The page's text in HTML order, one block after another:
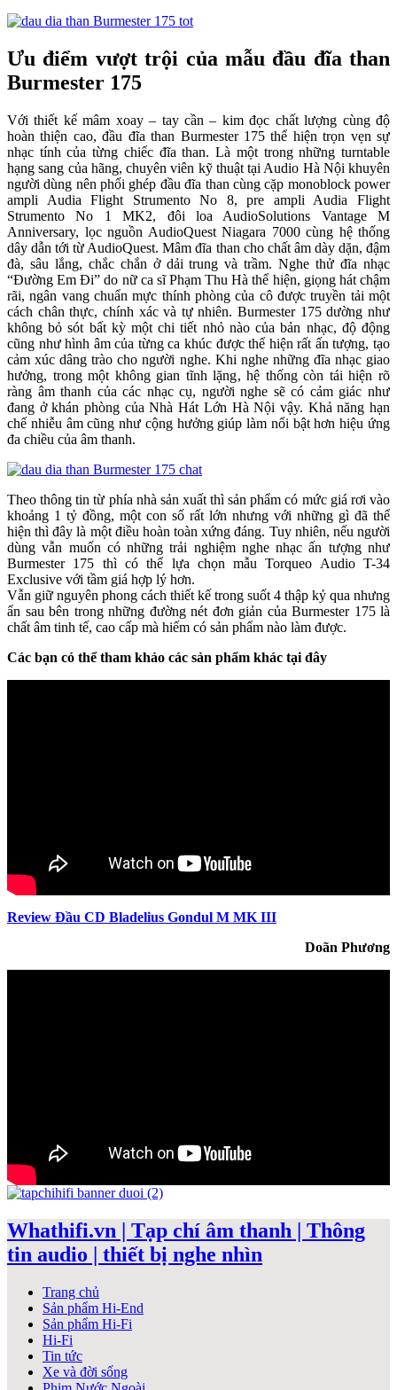
Ưu điểm vượt trội của mẫu đầu đĩa than
Burmester 175
Với thiết kế mâm xoay – tay cần – kim đọc chất lượng cùng độ
hoàn thiện cao, đầu đĩa than Burmester 175 thể hiện trọn vẹn sự
nhạc tính của từng chiếc đĩa than. Là một trong những turntable
hạng sang của hãng, chuyên viên kỹ thuật tại Audio Hà Nội khuyên
người dùng nên phối ghép đầu đĩa than cùng cặp monoblock power
ampli Audia Flight Strumento No 8, pre ampli Audia Flight
Strumento No 1 MK2, đôi loa AudioSolutions Vantage M
Anniversary, lọc nguồn AudioQuest Niagara 7000 cùng hệ thống
dây dẫn tới từ AudioQuest. Mâm đĩa than cho chất âm dày dặn, đậm
đà, sâu lắng, chắc chắn ở dải trung và trầm. Nghe thử đĩa nhạc
“Đường Em Đi” do nữ ca sĩ Phạm Thu Hà thể hiện, giọng hát chậm
rãi, ngân vang chuẩn mực thính phòng của cô được truyền tải một
cách chân thực, chính xác và tự nhiên. Burmester 175 dường như
không bỏ sót bất kỳ một chi tiết nhỏ nào của bản nhạc, độ động
cũng như hình âm của từng ca khúc được thể hiện rất ấn tượng, tạo
cảm xúc dâng trào cho người nghe. Khi nghe những đĩa nhạc giao
hưởng, trong một không gian tĩnh lặng, hệ thống còn tái hiện rõ
ràng âm thanh của các nhạc cụ, người nghe sẽ có cảm giác như
đang ở khán phòng của Nhà Hát Lớn Hà Nội vậy. Khả năng hạn
chế nhiễu âm cũng như cộng hưởng giúp làm nổi bật hơn hiệu ứng
đa chiều của âm thanh.
Theo thông tin từ phía nhà sản xuất thì sản phẩm có mức giá rơi vào
khoảng 1 tỷ đồng, một con số rất lớn nhưng với những gì đã thể
hiện thì đây là một điều hoàn toàn xứng đáng. Tuy nhiên, nếu người
dùng vẫn muốn có những trải nghiệm nghe nhạc ấn tượng như
Burmester 175 thì có thể lựa chọn mẫu Torqueo Audio T-34
Exclusive với tầm giá hợp lý hơn.
Vẫn giữ nguyên phong cách thiết kế trong suốt 4 thập kỷ qua nhưng
ẩn sau bên trong những đường nét đơn giản của Burmester 175 là
chất âm tinh tế, cao cấp mà hiếm có sản phẩm nào làm được.
Các bạn có thể tham khảo các sản phẩm khác tại đây
Review Đầu CD Bladelius Gondul M MK III
Doãn Phương
Whathifi.vn | Tạp chí âm thanh | Thông
tin audio | thiết bị nghe nhìn
Trang chủ
Sản phẩm Hi-End
Sản phẩm Hi-Fi
Hi-Fi
Tin tức
Xe và đời sống